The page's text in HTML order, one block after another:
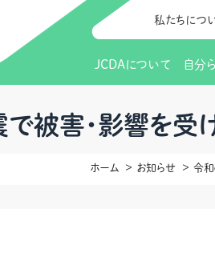
私たちにつ
JCDAについて
JCDAのビジョン
自分
入会のご案内
支部のご紹介
研修情報（お知らせ）
（更新講習・スキルア
被害・影響を受
ホーム お知らせ